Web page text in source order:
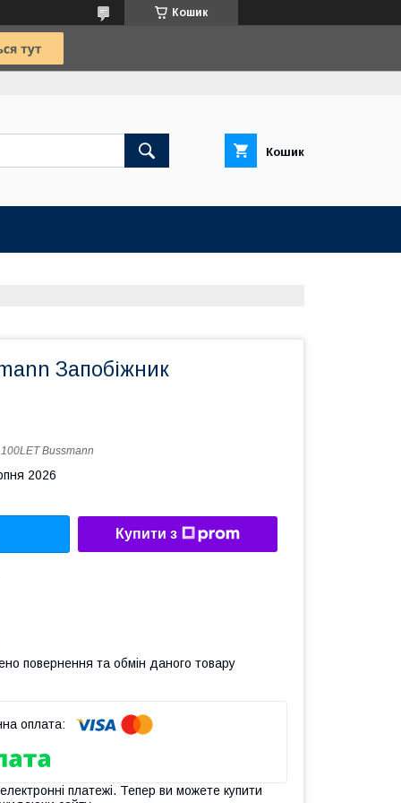
Кошик
Кошик
Запобіжник
100LET Bussmann
2026
Купити з
повернення та обмін даного товару
платежі. Тепер ви можете купити